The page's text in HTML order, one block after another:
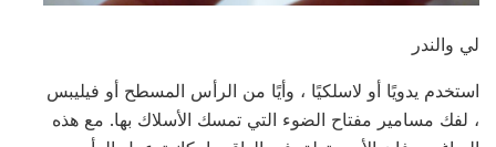
لي والندر
استخدم يدويًا أو لاسلكيًا ، وأيًا من الرأس المسطح أو فيليبس
، لفك مسامير مفتاح الضوء التي تمسك الأسلاك بها. مع هذه